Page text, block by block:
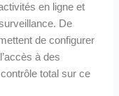
en ligne et
De
de configurer
à des
total sur ce